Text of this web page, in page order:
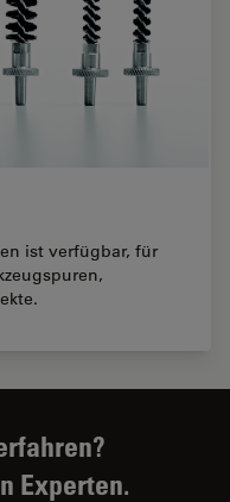
ist verfügbar, für
Experten.